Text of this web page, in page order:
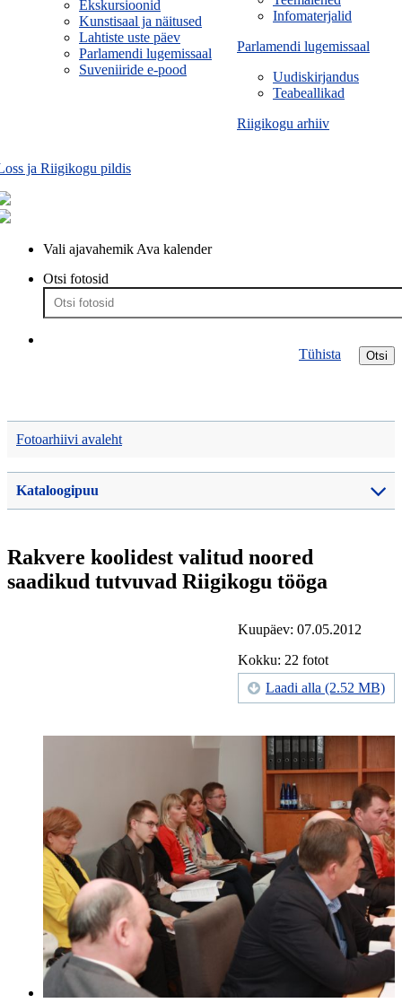
Infomaterjalid
Parlamendi lugemissaal
Uudiskirjandus
Teabeallikad
Riigikogu arhiiv
Ekskursioonid
Kunstisaal ja näitused
Lahtiste uste päev
Parlamendi lugemissaal
Suveniiride e-pood
ja Riigikogu pildis
Vali ajavahemik Ava kalender
Otsi fotosid
Otsi
Tühista
Fotoarhiivi avaleht
Kataloogipuu
Rakvere koolidest valitud noored
saadikud tutvuvad Riigikogu tööga
Kuupäev: 07.05.2012
Kokku: 22 fotot
Laadi alla (2.52 MB)